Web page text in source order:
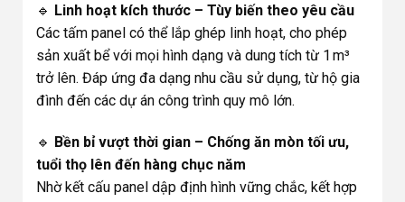
🔹 Linh hoạt kích thước – Tùy biến theo yêu cầu
Các tấm panel có thể lắp ghép linh hoạt, cho phép
sản xuất bể với mọi hình dạng và dung tích từ 1 m³
trở lên. Đáp ứng đa dạng nhu cầu sử dụng, từ hộ gia
đình đến các dự án công trình quy mô lớn.
🔹 Bền bỉ vượt thời gian – Chống ăn mòn tối ưu,
tuổi thọ lên đến hàng chục năm
Nhờ kết cấu panel dập định hình vững chắc, kết hợp